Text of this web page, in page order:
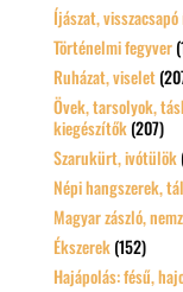
Íjászat,
Történelmi fegyver
Ruházat, viselet
Övek, tarsolyok,
kiegészítők (207)
Szarukürt, ivótülök
Népi hangszerek,
Magyar zászló,
Ékszerek (152)
Hajápolás: fésű,